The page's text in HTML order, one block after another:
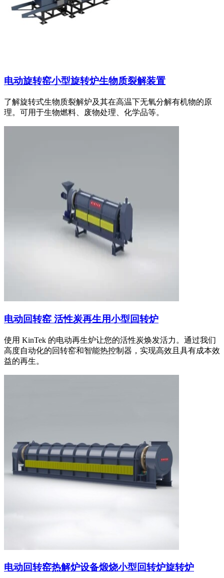
电动旋转窑小型旋转炉生物质裂解装置
了解旋转式生物质裂解炉及其在高温下无氧分解有机物的原
理。可用于生物燃料、废物处理、化学品等。
电动回转窑 活性炭再生用小型回转炉
使用 KinTek 的电动再生炉让您的活性炭焕发活力。通过我们
高度自动化的回转窑和智能热控制器，实现高效且具有成本效
益的再生。
电动回转窑热解炉设备煅烧小型回转炉旋转炉